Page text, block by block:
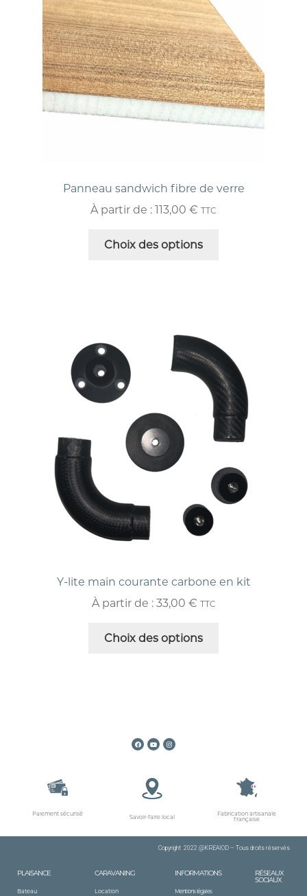
Panneau sandwich fibre de verre
À partir de : 113,00 € TTC
Choix des options
Y-lite main courante carbone en kit
À partir de : 33,00 € TTC
Choix des options
Paiement sécurisé
Savoir-faire local
Fabrication artisanale
française
Copyright 2022 @KREAIOD – Tous droits réservés
PLAISANCE
Bateau
CARAVANING
Location
INFORMATIONS
Mentions légales
RÉSEAUX
SOCIAUX